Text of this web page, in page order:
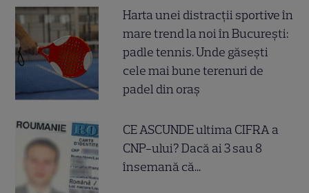
Harta unei distracții sportive în
mare trend la noi în București:
padle tennis. Unde găsești
cele mai bune terenuri de
padel din oraș
CE ASCUNDE ultima CIFRA a
CNP-ului? Dacă ai 3 sau 8
însemană că...